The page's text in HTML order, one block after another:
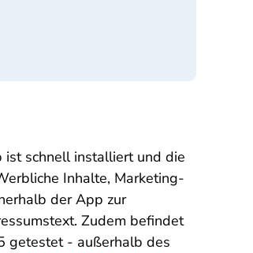
schnell installiert und die
Inhalte, Marketing-
der App zur
Zudem befindet
getestet - außerhalb des